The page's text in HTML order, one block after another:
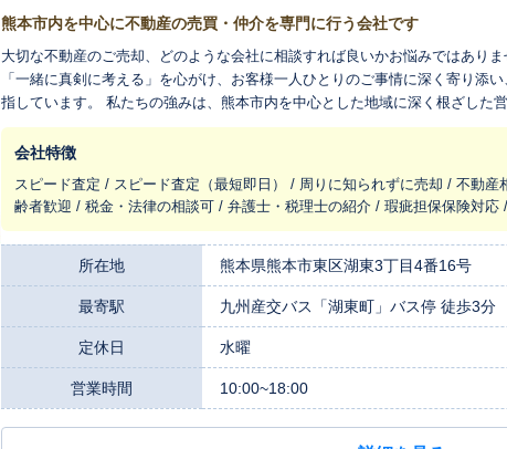
熊本市内を中心に不動産の売買・仲介を専門に行う会社です
大切な不動産のご売却、どのような会社に相談すれば良いかお悩みではあり
「一緒に真剣に考える」を心がけ、お客様一人ひとりのご事情に深く寄り添
指しています。 私たちの強みは、熊本市内を中心とした地域に深く根ざした営業活動です。 この地で培ってきた多くの取引
実績と独自のつながりを活かし、市場の動向や地域の特性を丁寧に分析した
いるのは「隠し事のない、開かれた会社」であるという考えです。 お客様に
には、不安がつきものかもしれません。 当社では、お客様のペースを尊重し
安心ください。 ご売却後のリフォームやお引越しのご相談まで、一括してお受けで
は、不動産売買をとおして、関わる全ての人を幸せにします」。 この企業理
産と真摯に向き合います。 まずはお気軽にご相談いただき、お客様のお話を
会社特徴
スピード査定 / スピード査定（最短即日） / 周りに知られずに売却 / 不動
齢者歓迎 / 税金・法律の相談可 / 弁護士・税理士の紹介 / 瑕疵担保保険対応
所在地 熊本県熊本市東区湖東3丁目4番16号
最寄駅 九州産交バス「湖東町」バス停 徒歩3分
定休日 水曜
営業時間 10:00~18:00